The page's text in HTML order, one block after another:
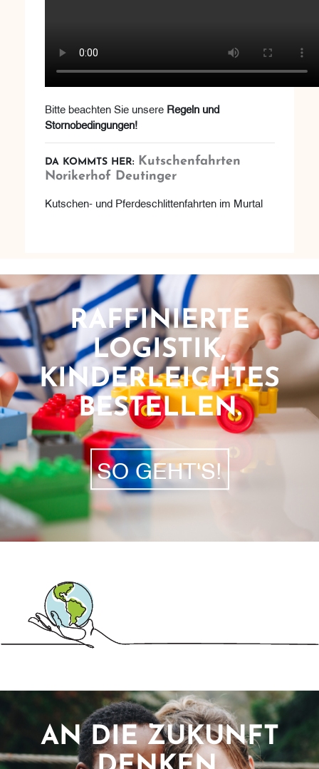
Bitte beachten Sie unsere Regeln und
Stornobedingungen!
DA KOMMTS HER: Kutschenfahrten
Norikerhof Deutinger
Kutschen- und Pferdeschlittenfahrten im Murtal
RAFFINIERTE
LOGISTIK,
KINDERLEICHTES
BESTELLEN.
SO GEHT'S!
AN DIE ZUKUNFT